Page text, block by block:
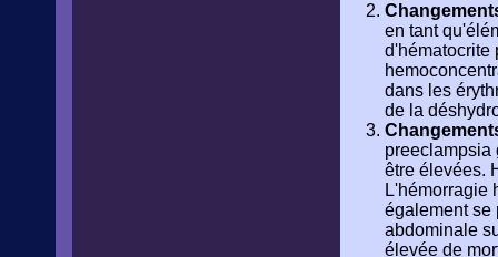
en tant
d'hématocrite
dans les
de la
preeclampsia
être élevées.
L'hémorragie
également se
abdominale
élevée de